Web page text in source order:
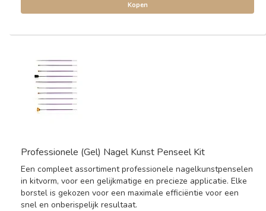
Kopen
Professionele (Gel) Nagel Kunst Penseel Kit
Een compleet assortiment professionele nagelkunstpenselen
in kitvorm, voor een gelijkmatige en precieze applicatie. Elke
borstel is gekozen voor een maximale efficiëntie voor een
snel en onberispelijk resultaat.